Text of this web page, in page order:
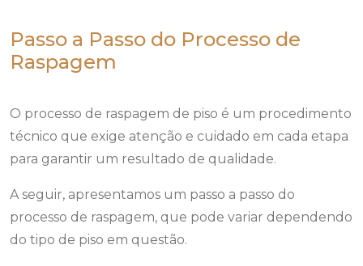
Passo a Passo do Processo de
Raspagem
O processo de raspagem de piso é um procedimento
técnico que exige atenção e cuidado em cada etapa
para garantir um resultado de qualidade.
A seguir, apresentamos um passo a passo do
processo de raspagem, que pode variar dependendo
do tipo de piso em questão.